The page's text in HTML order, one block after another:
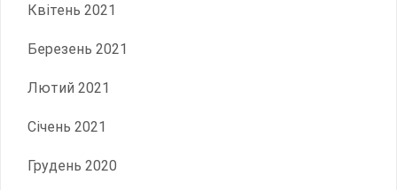
Квітень 2021
Березень 2021
Лютий 2021
Січень 2021
Грудень 2020